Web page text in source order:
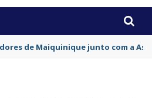
de Maiquinique junto com a